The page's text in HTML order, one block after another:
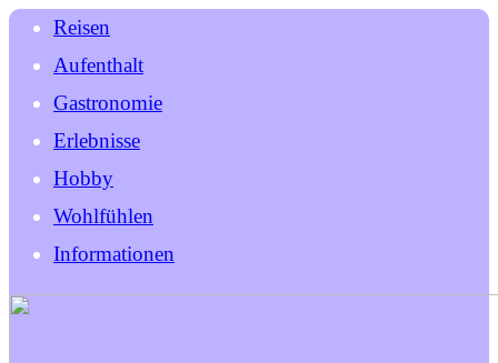
Reisen
Aufenthalt
Gastronomie
Erlebnisse
Hobby
Wohlfühlen
Informationen